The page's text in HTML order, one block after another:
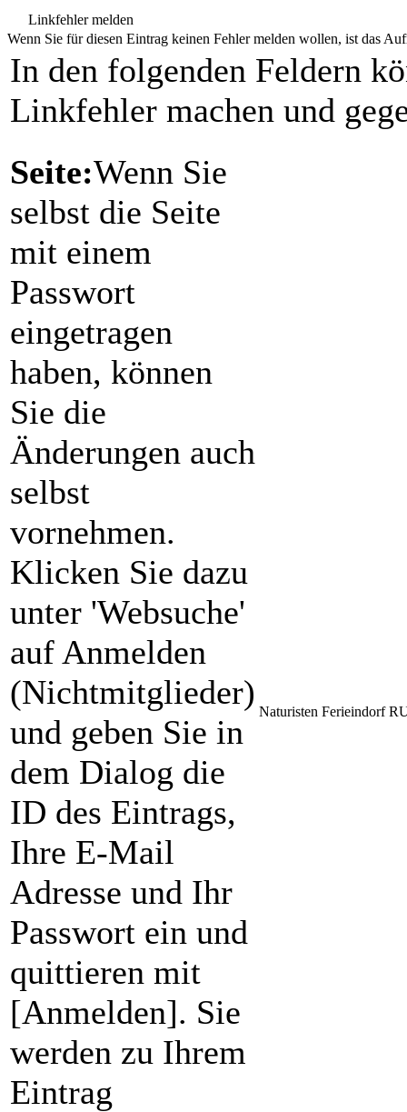
Linkfehler melden
Wenn Sie für diesen Eintrag keinen Fehler melden wollen, ist das
In den folgenden Feldern
Linkfehler machen und
Seite:Wenn Sie
selbst die Seite
mit einem
Passwort
eingetragen
haben, können
Sie die
Änderungen auch
selbst
vornehmen.
Klicken Sie dazu
unter 'Websuche'
auf Anmelden
(Nichtmitglieder)
und geben Sie in
dem Dialog die
ID des Eintrags,
Ihre E-Mail
Adresse und Ihr
Passwort ein und
quittieren mit
[Anmelden]. Sie
werden zu Ihrem
Eintrag
Naturisten Ferieindorf